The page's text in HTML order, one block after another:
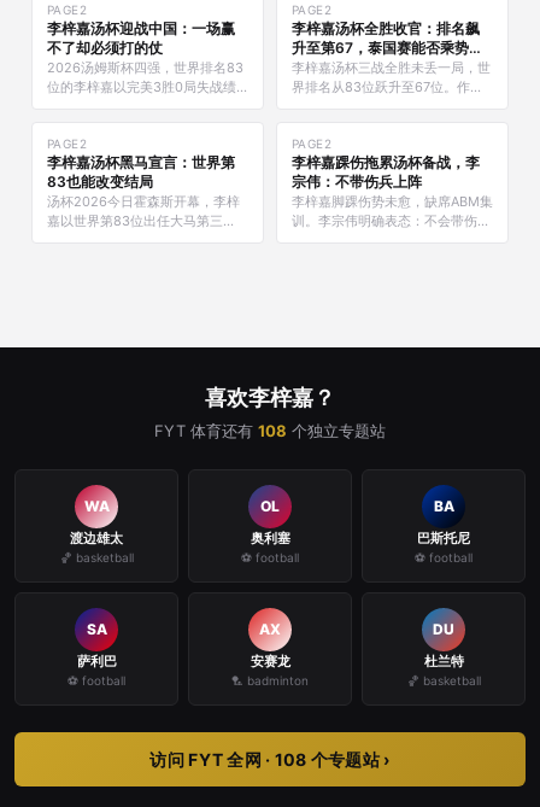
PAGE2
李梓嘉汤杯迎战中国：一场赢
不了却必须打的仗
2026汤姆斯杯四强，世界排名83
位的李梓嘉以完美3胜0局失战绩
迎战10届冠军中国队。独行侠深度
解读：他凭什么不怕，这场几乎赢
不了的仗背后究竟意味着什么？
PAGE2
李梓嘉汤杯全胜收官：排名飙
升至第67，泰国赛能否乘势而
上？
李梓嘉汤杯三战全胜未丢一局，世
界排名从83位跃升至67位。作为
独立球员，这是他近两年最扎实的
一次表态——泰国公开赛，下一步
棋怎么走？
PAGE2
李梓嘉汤杯黑马宣言：世界第
83也能改变结局
汤杯2026今日霍森斯开幕，李梓
嘉以世界第83位出任大马第三
单。从巅峰到低谷再回归，独行侠
PAGE2
李梓嘉踝伤拖累汤杯备战，李
宗伟：不带伤兵上阵
李梓嘉脚踝伤势未愈，缺席ABM集
训。李宗伟明确表态：不会带伤员
参加汤杯。4月11日名单截止，大
喜欢李梓嘉？
FYT 体育还有 108 个独立专题站
WA
渡边雄太
🏀 basketball
OL
奥利塞
⚽ football
BA
巴斯托尼
⚽ football
SA
萨利巴
⚽ football
AX
安赛龙
🏸 badminton
DU
杜兰特
🏀 basketball
访问 FYT 全网 · 108 个专题站 ›